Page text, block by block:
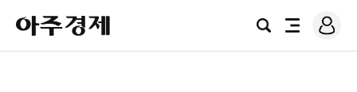
아
주
경
검
전
로
그